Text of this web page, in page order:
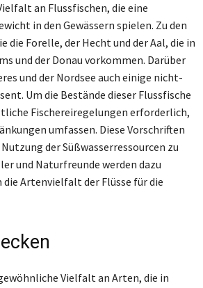
an Flussfischen, die eine
in den Gewässern spielen. Zu den
Forelle, der Hecht und der Aal, die in
und der Donau vorkommen. Darüber
und der Nordsee auch einige nicht-
Um die Bestände dieser Flussfische
Fischereiregelungen erforderlich,
umfassen. Diese Vorschriften
der Süßwasserressourcen zu
und Naturfreunde werden dazu
Artenvielfalt der Flüsse für die
Vielfalt an Arten, die in